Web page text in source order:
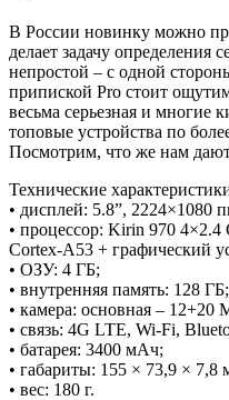
В России новинку можно
делает задачу определения
непростой – с одной
припиской Pro стоит
весьма серьезная и многие
топовые устройства по
Посмотрим, что же нам дают
Технические
• дисплей: 5.8”, 2224×1080
• процессор: Kirin 970
Cortex-A53 + графический
• ОЗУ: 4 ГБ;
• внутренняя память: 128 ГБ;
• камера: основная –
• связь: 4G LTE, Wi-Fi,
• батарея: 3400 мАч;
• габариты: 155 × 73,9 × 7,8
• вес: 180 г.